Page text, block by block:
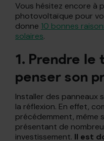
Vous hésitez encore à
photovoltaïque pour
donne 10 bonnes
solaires.
1. Prendre le
penser son
Installer des panneaux
la réflexion. En effet,
précédemment, même
présentant de
investissement. Il est